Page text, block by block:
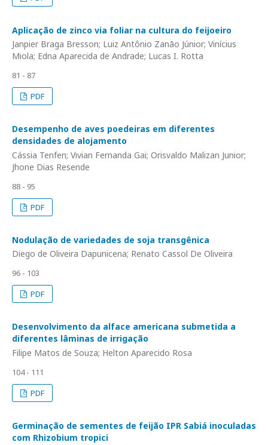
Aplicação de zinco via foliar na cultura do feijoeiro
Janpier Braga Bresson; Luiz Antônio Zanão Júnior; Vinícius
Miola; Edna Aparecida de Andrade; Lucas I. Rotta
81 - 87
PDF
Desempenho de aves poedeiras em diferentes
densidades de alojamento
Cássia Tenfen; Vivian Fernanda Gai; Orisvaldo Malizan Junior;
Jhone Dias Resende
88 - 95
PDF
Nodulação de variedades de soja transgênica
Diego de Oliveira Dapunicena; Renato Cassol De Oliveira
96 - 103
PDF
Desenvolvimento da alface americana submetida a
diferentes lâminas de irrigação
Filipe Matos de Souza; Helton Aparecido Rosa
104 - 111
PDF
Germinação de sementes de feijão IPR Sabiá inoculadas
com Rhizobium tropici